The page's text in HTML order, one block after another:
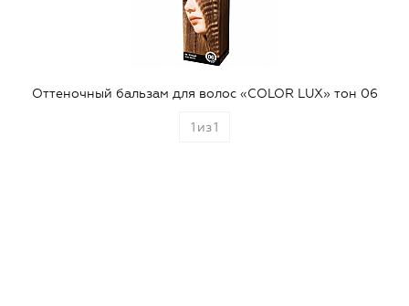
Оттеночный бальзам для волос «COLOR LUX» тон 06
1 из1